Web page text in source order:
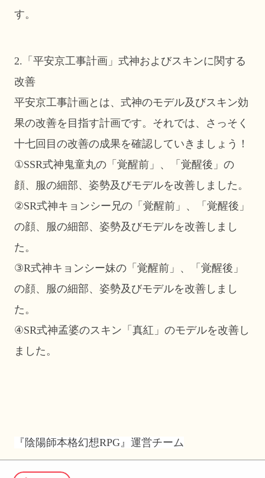
す。
2.「平安京工事計画」式神およびスキンに関する
改善
平安京工事計画とは、式神のモデル及びスキン効
果の改善を目指す計画です。それでは、さっそく
十七回目の改善の成果を確認していきましょう！
①SSR式神鬼童丸の「覚醒前」、「覚醒後」の
顔、服の細部、姿勢及びモデルを改善しました。
②SR式神キョンシー兄の「覚醒前」、「覚醒後」
の顔、服の細部、姿勢及びモデルを改善しまし
た。
③R式神キョンシー妹の「覚醒前」、「覚醒後」
の顔、服の細部、姿勢及びモデルを改善しまし
た。
④SR式神孟婆のスキン「真紅」のモデルを改善し
ました。
『陰陽師本格幻想RPG』運営チーム